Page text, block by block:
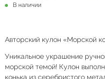
В наличии
Авторский кулон «Морской
Уникальное украшение
морской темой! Кулон
конька из серебристого